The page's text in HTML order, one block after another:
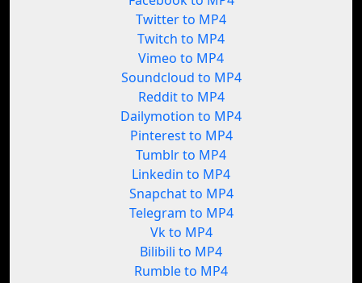
Twitter to MP4
Twitch to MP4
Vimeo to MP4
Soundcloud to MP4
Reddit to MP4
Dailymotion to MP4
Pinterest to MP4
Tumblr to MP4
Linkedin to MP4
Snapchat to MP4
Telegram to MP4
Vk to MP4
Bilibili to MP4
Rumble to MP4